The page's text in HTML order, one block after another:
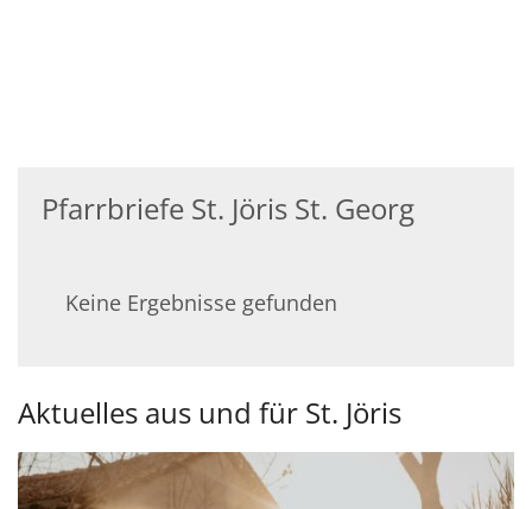
Pfarrbriefe St. Jöris St. Georg
Keine Ergebnisse gefunden
Aktuelles aus und für St. Jöris